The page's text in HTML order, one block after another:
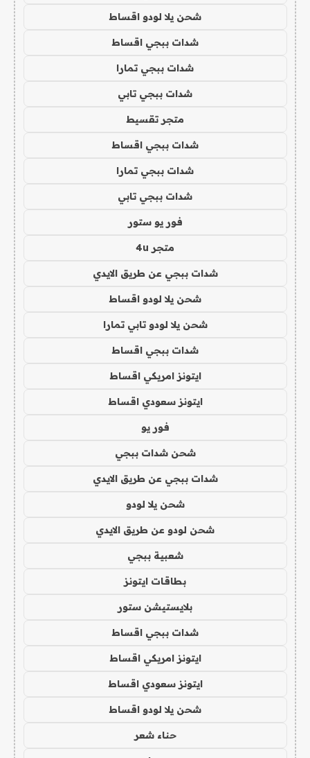
شحن يلا لودو اقساط
شدات ببجي اقساط
شدات ببجي تمارا
شدات ببجي تابي
متجر تقسيط
شدات ببجي اقساط
شدات ببجي تمارا
شدات ببجي تابي
فور يو ستور
متجر 4u
شدات ببجي عن طريق الايدي
شحن يلا لودو اقساط
شحن يلا لودو تابي تمارا
شدات ببجي اقساط
ايتونز امريكي اقساط
ايتونز سعودي اقساط
فور يو
شحن شدات ببجي
شدات ببجي عن طريق الايدي
شحن يلا لودو
شحن لودو عن طريق الايدي
شعبية ببجي
بطاقات ايتونز
بلايستيشن ستور
شدات ببجي اقساط
ايتونز امريكي اقساط
ايتونز سعودي اقساط
شحن يلا لودو اقساط
حناء شعر